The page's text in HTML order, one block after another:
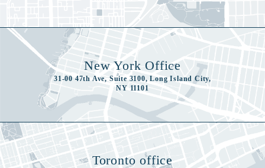
New York Office
31-00 47th Ave, Suite 3100, Long Island City,
NY 11101
Toronto office